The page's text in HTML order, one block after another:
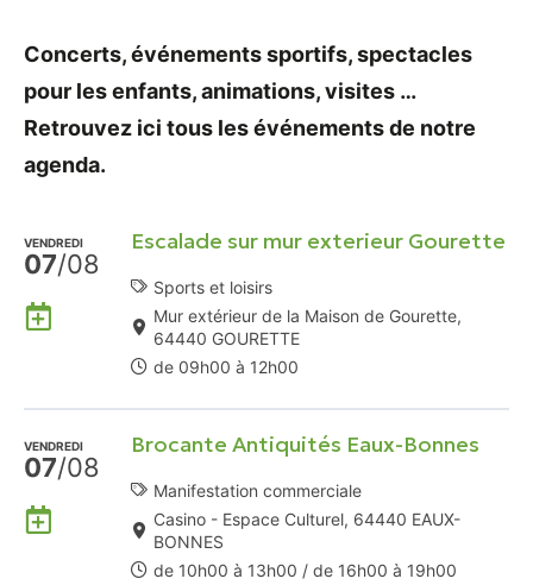
Concerts, événements sportifs, spectacles
pour les enfants, animations, visites …
Retrouvez ici tous les événements de notre
agenda.
VENDREDI
07/08
Escalade sur mur exterieur Gourette
Sports et loisirs
Mur extérieur de la Maison de Gourette,
64440 GOURETTE
de 09h00 à 12h00
Ajouter
Agenda
Google
VENDREDI
07/08
Brocante Antiquités Eaux-Bonnes
Manifestation commerciale
Casino - Espace Culturel, 64440 EAUX-
BONNES
de 10h00 à 13h00 / de 16h00 à 19h00
Ajouter